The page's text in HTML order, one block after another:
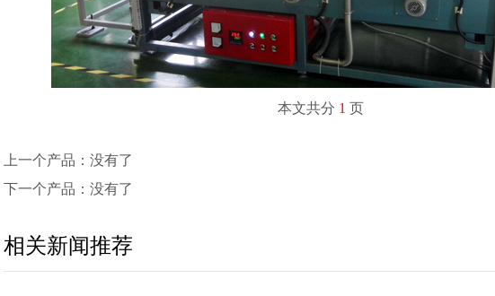
本文共分 1 页
上一个产品：没有了
下一个产品：没有了
相关新闻推荐